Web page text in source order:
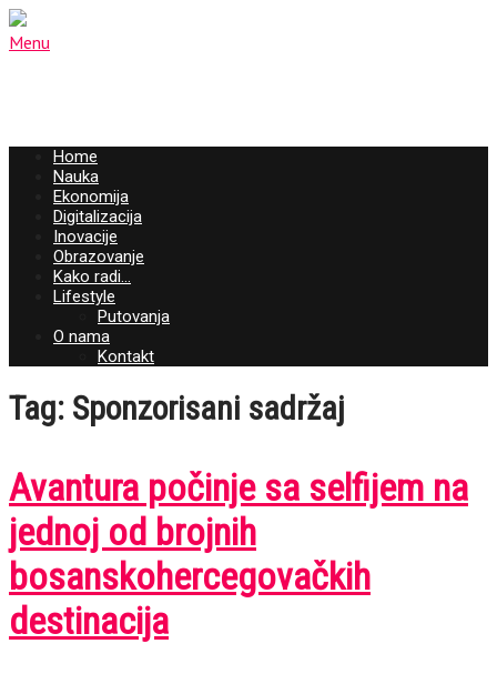
Menu
Home
Nauka
Ekonomija
Digitalizacija
Inovacije
Obrazovanje
Kako radi…
Lifestyle
Putovanja
O nama
Kontakt
Tag: Sponzorisani sadržaj
Avantura počinje sa selfijem na
jednoj od brojnih
bosanskohercegovačkih
destinacija